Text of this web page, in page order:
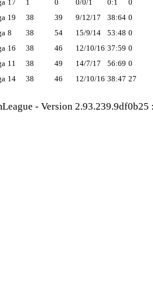
17 1 0 0/0/1 0:1
0
19 38 39 9/12/17 38:64 0
8 38 54 15/9/14 53:48 0
16 38 46 12/10/16 37:59 0
11 38 49 14/7/17 56:69 0
14 38 46 12/10/16 38:47 27
- Version 2.93.239.9df0b25